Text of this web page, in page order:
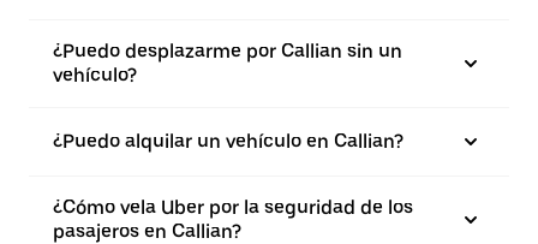
¿Puedo desplazarme por Callian sin un
vehículo?
¿Puedo alquilar un vehículo en Callian?
¿Cómo vela Uber por la seguridad de los
pasajeros en Callian?